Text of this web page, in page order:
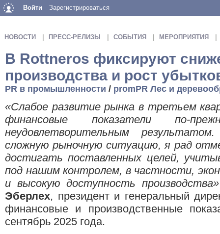
Войти Зарегистрироваться
НОВОСТИ ПРЕСС-РЕЛИЗЫ СОБЫТИЯ МЕРОПРИЯТИЯ
В Rottneros фиксируют
производства и рост
PR в промышленности / promPR Лес и
«Слабое развитие рынка в третьем
финансовые показатели по-
неудовлетворительным
сложную рыночную ситуацию, я рад
достигать поставленных целей,
под нашим контролем, в частности,
и высокую доступность производства»
Эберлех, президент и генеральный
финансовые и производственные
сентябрь 2025 года.